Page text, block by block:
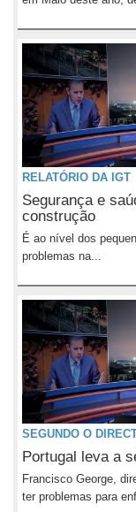
RELATÓRIO DA IGT
Segurança e
construção
É ao nível dos
problemas na...
SEGUNDO O
Portugal leva a
Francisco George,
ter problemas para